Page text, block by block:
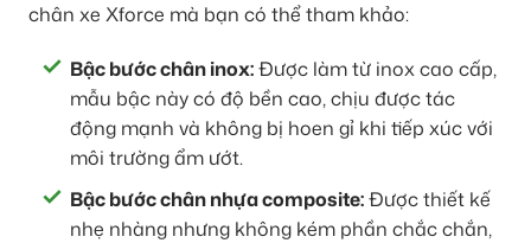
chân xe Xforce mà bạn có thể tham khảo:
Bậc bước chân inox:Được làm từ inox cao cấp,
mẫu bậc này có độ bền cao, chịu được tác
động mạnh và không bị hoen gỉ khi tiếp xúc với
môi trường ẩm ướt.
Bậc bước chân nhựa composite:Được thiết kế
nhẹ nhàng nhưng không kém phần chắc chắn,